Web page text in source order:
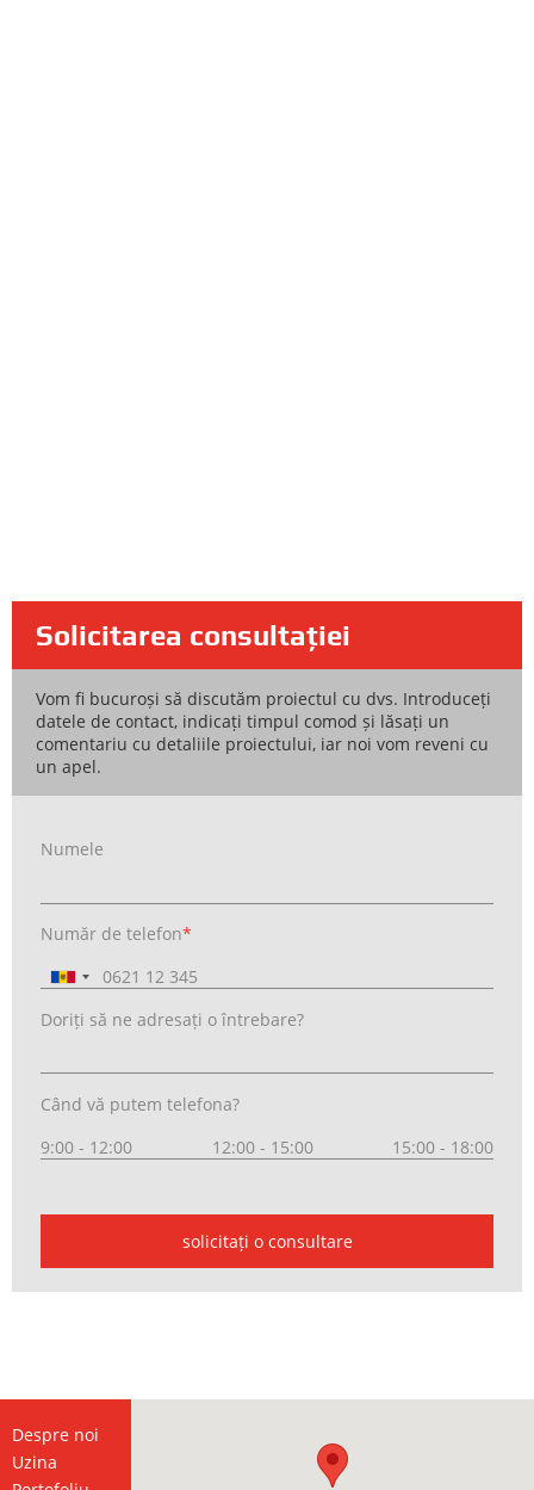
Solicitarea consultației
Vom fi bucuroși să discutăm proiectul cu dvs. Introduceți
datele de contact, indicați timpul comod și lăsați un
comentariu cu detaliile proiectului, iar noi vom reveni cu
un apel.
Numele
Număr de telefon*
Doriți să ne adresați o întrebare?
Când vă putem telefona?
9:00 - 12:00
12:00 - 15:00 15:00 - 18:00
solicitați o consultare
Despre noi
Uzina